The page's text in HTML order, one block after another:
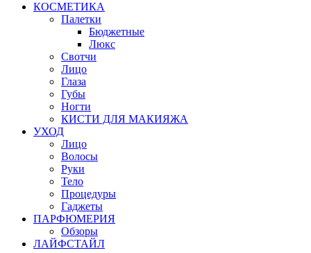
КОСМЕТИКА
Палетки
Бюджетные
Люкс
Свотчи
Лицо
Глаза
Губы
Ногти
КИСТИ ДЛЯ МАКИЯЖА
УХОД
Лицо
Волосы
Руки
Тело
Процедуры
Гаджеты
ПАРФЮМЕРИЯ
Обзоры
ЛАЙФСТАЙЛ